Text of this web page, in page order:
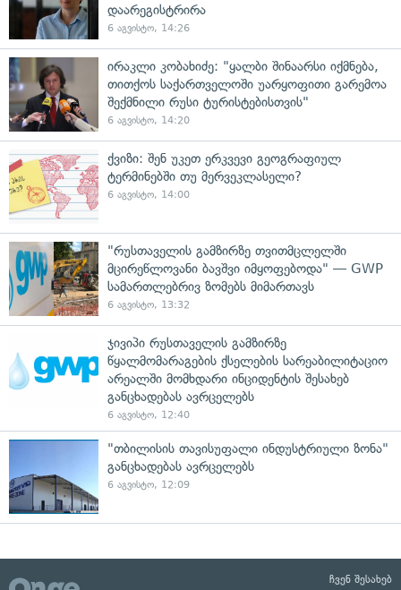
დაარეგისტრირა
6 აგვისტო, 14:26
ირაკლი კობახიძე: "ყალბი შინაარსი იქმნება,
თითქოს საქართველოში უარყოფითი გარემოა
შექმნილი რუსი ტურისტებისთვის"
6 აგვისტო, 14:20
ქვიზი: შენ უკეთ ერკვევი გეოგრაფიულ
ტერმინებში თუ მერვეკლასელი?
6 აგვისტო, 14:00
"რუსთაველის გამზირზე თვითმცლელში
მცირეწლოვანი ბავშვი იმყოფებოდა" — GWP
სამართლებრივ ზომებს მიმართავს
6 აგვისტო, 13:32
ჯივიპი რუსთაველის გამზირზე
წყალმომარაგების ქსელების სარეაბილიტაციო
არეალში მომხდარი ინციდენტის შესახებ
განცხადებას ავრცელებს
6 აგვისტო, 12:40
"თბილისის თავისუფალი ინდუსტრიული ზონა"
განცხადებას ავრცელებს
6 აგვისტო, 12:09
ჩვენ შესახებ